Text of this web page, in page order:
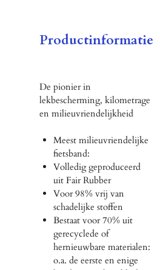
Productinformatie
De pionier in
lekbescherming, kilometrage
en milieuvriendelijkheid
Meest milieuvriendelijke
fietsband:
Volledig geproduceerd
uit Fair Rubber
Voor 98% vrij van
schadelijke stoffen
Bestaat voor 70% uit
gerecyclede of
hernieuwbare materialen:
o.a. de eerste en enige